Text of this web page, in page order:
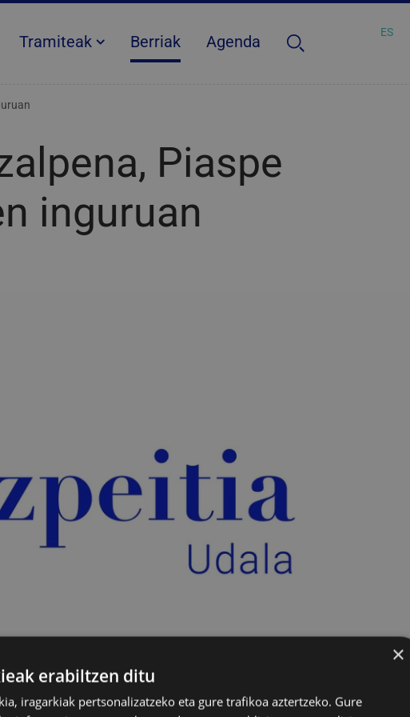
Tramiteak Berriak Agenda ES
Piaspe
inguruan
×
erabiltzen ditu
iragarkiak pertsonalizatzeko eta gure trafikoa aztertzeko. Gure